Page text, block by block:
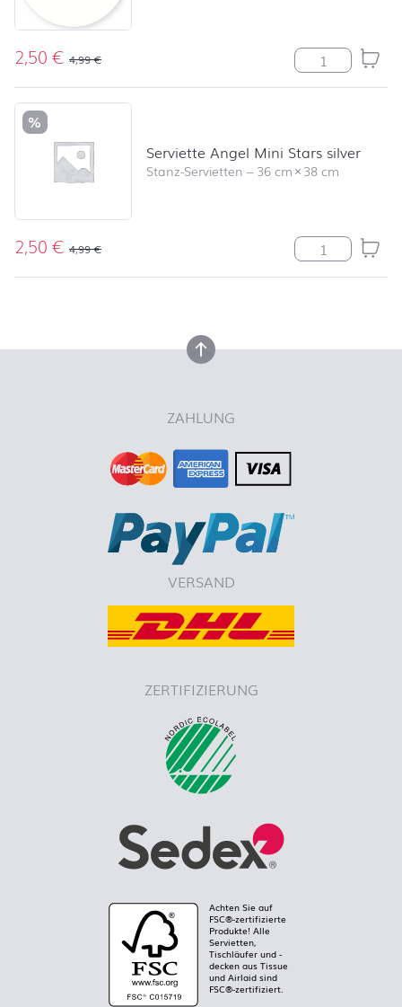
2,50€ 4,99€ Serviette
%
Serviette Angel Mini Stars silver
Stanz-Servietten –36 cm×38 cm
2,50€ 4,99€ Serviette
nach oben
ZAHLUNG
VERSAND
ZERTIFIZIERUNG
Achten Sie auf
FSC®-zertifizierte
Produkte! Alle
Servietten,
Tischläufer und -
decken aus Tissue
und Airlaid sind
FSC®-zertifiziert.